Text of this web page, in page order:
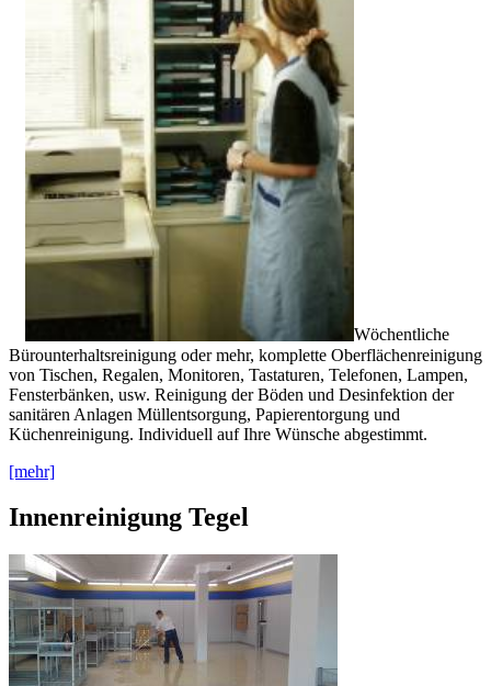
Wöchentliche
Bürounterhaltsreinigung oder mehr, komplette Oberflächenreinigung
von Tischen, Regalen, Monitoren, Tastaturen, Telefonen, Lampen,
Fensterbänken, usw. Reinigung der Böden und Desinfektion der
sanitären Anlagen Müllentsorgung, Papierentorgung und
Küchenreinigung. Individuell auf Ihre Wünsche abgestimmt.
[mehr]
Innenreinigung Tegel